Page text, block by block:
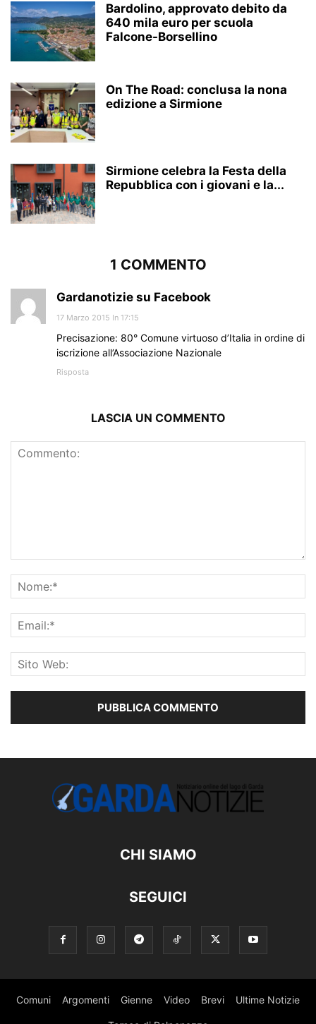
Bardolino, approvato debito da
640 mila euro per scuola
Falcone-Borsellino
On The Road: conclusa la nona
edizione a Sirmione
Sirmione celebra la Festa della
Repubblica con i giovani e la...
1 COMMENTO
Gardanotizie su Facebook
17 Marzo 2015 In 17:15
Precisazione: 80° Comune virtuoso d’Italia in ordine di
iscrizione all’Associazione Nazionale
Risposta
LASCIA UN COMMENTO
CHI SIAMO
SEGUICI
Comuni Argomenti Gienne Video Brevi Ultime Notizie